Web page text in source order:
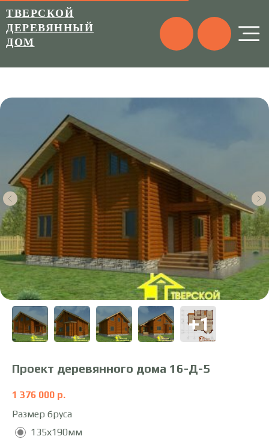
ТВЕРСКОЙ
ДЕРЕВЯННЫЙ
ДОМ
Проект деревянного дома 16-Д-5
1 376 000 р.
Размер бруса
135х190мм